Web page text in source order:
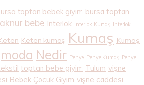
toptan bebek giyim bursa toptan
bebe Interlok Interlok Kumaş Interlok
Keten kumaş Kumaş Kumaş
moda Nedir Penye Penye Kumaş Penye
toptan bebe giyim Tulum vişne
Bebek Çocuk Giyim vişne caddesi